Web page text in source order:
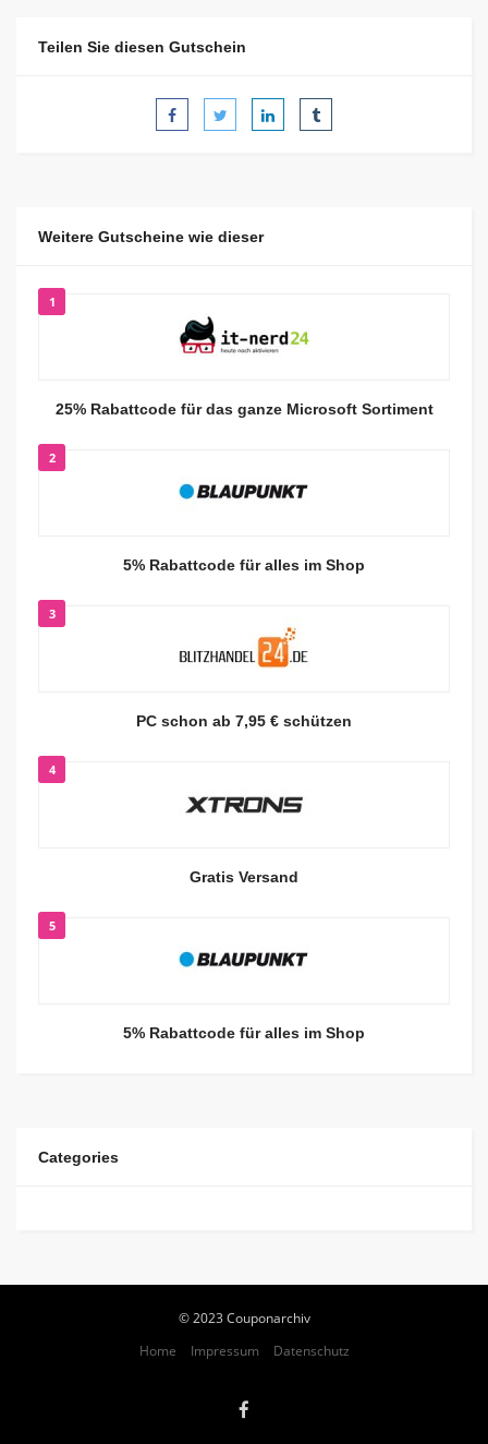
Teilen Sie diesen Gutschein
Weitere Gutscheine wie dieser
1
25% Rabattcode für das ganze Microsoft Sortiment
2
5% Rabattcode für alles im Shop
3
PC schon ab 7,95 € schützen
4
Gratis Versand
5
5% Rabattcode für alles im Shop
Categories
© 2023 Couponarchiv
Home
Impressum Datenschutz